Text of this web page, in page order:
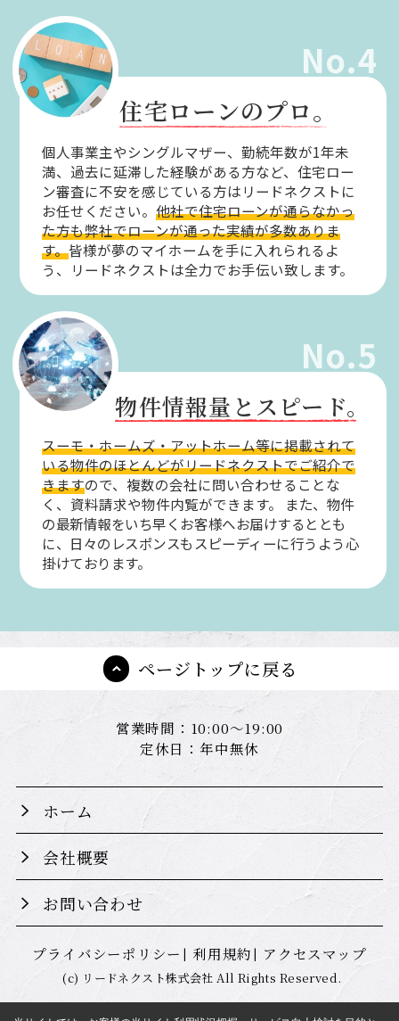
No.4
住宅ローンのプロ。
個人事業主やシングルマザー、勤続年数が1年未
満、過去に延滞した経験がある方など、住宅ロー
ン審査に不安を感じている方はリードネクストに
お任せください。他社で住宅ローンが通らなかっ
た方も弊社でローンが通った実績が多数ありま
す。皆様が夢のマイホームを手に入れられるよ
う、リードネクストは全力でお手伝い致します。
No.5
物件情報量とスピード。
スーモ・ホームズ・アットホーム等に掲載されて
いる物件のほとんどがリードネクストでご紹介で
きますので、複数の会社に問い合わせることな
く、資料請求や物件内覧ができます。
また、物件
の最新情報をいち早くお客様へお届けするととも
に、日々のレスポンスもスピーディーに行うよう心
掛けております。
ページトップに戻る
営業時間：10:00～19:00
定休日：年中無休
ホーム
会社概要
お問い合わせ
プライバシーポリシー 利用規約 アクセスマップ
(c) リードネクスト株式会社 All Rights Reserved.